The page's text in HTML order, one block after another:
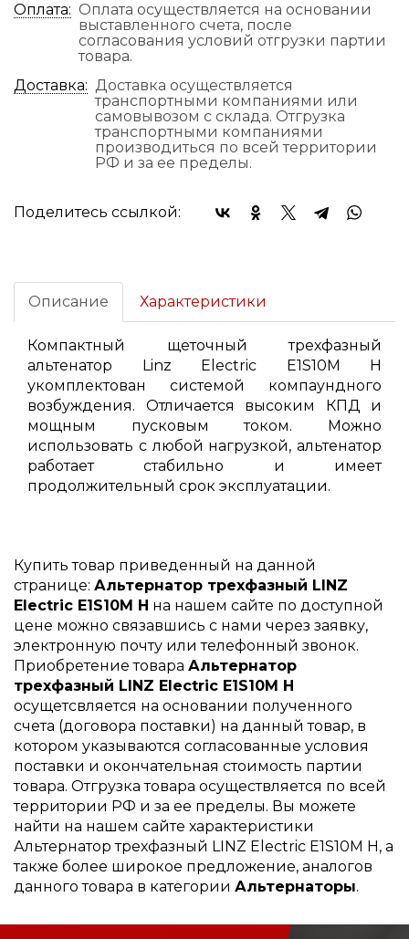
Оплата: Оплата осуществляется на основании
выставленного счета, после
согласования условий отгрузки партии
товара.
Доставка: Доставка осуществляется
транспортными компаниями или
самовывозом с склада. Отгрузка
транспортными компаниями
производиться по всей территории
РФ и за ее пределы.
Поделитесь ссылкой:
Описание Характеристики
Компактный щеточный трехфазный
альтенатор Linz Electric E1S10M H
укомплектован системой компаундного
возбуждения. Отличается высоким КПД и
мощным пусковым током. Можно
использовать с любой нагрузкой, альтенатор
работает стабильно и имеет
продолжительный срок эксплуатации.
Купить товар приведенный на данной
странице: Альтернатор трехфазный LINZ
Electric E1S10M H на нашем сайте по доступной
цене можно связавшись с нами через заявку,
электронную почту или телефонный звонок.
Приобретение товара Альтернатор
трехфазный LINZ Electric E1S10M H
осущетсвляется на основании полученного
счета (договора поставки) на данный товар, в
котором указываются согласованные условия
поставки и окончательная стоимость партии
товара. Отгрузка товара осуществляется по всей
территории РФ и за ее пределы. Вы можете
найти на нашем сайте характеристики
Альтернатор трехфазный LINZ Electric E1S10M H, а
также более широкое предложение, аналогов
данного товара в категории Альтернаторы.